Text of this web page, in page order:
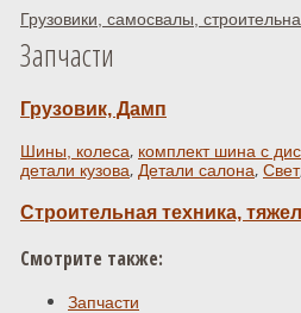
Грузовики, самосвалы,
Запчасти
Грузовик, Дамп
Шины, колеса, комплект шина с
детали кузова, Детали салона, Свет
Строительная техника,
Смотрите также:
Запчасти